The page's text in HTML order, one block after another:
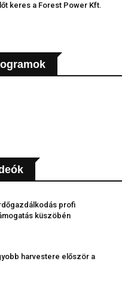
keres a Forest Power Kft.
profi
küszöbén
harvestere először a